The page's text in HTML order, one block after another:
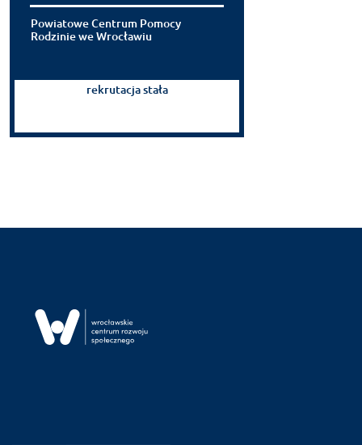
Powiatowe Centrum Pomocy
Rodzinie we Wrocławiu
rekrutacja stała